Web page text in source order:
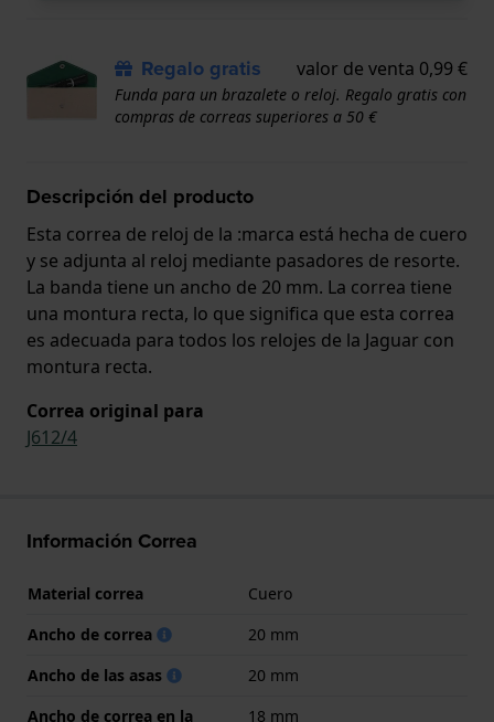
Regalo gratis valor de venta 0,99 €
Funda para un brazalete o reloj. Regalo gratis con
compras de correas superiores a 50 €
Descripción del producto
Esta correa de reloj de la :marca está hecha de cuero
y se adjunta al reloj mediante pasadores de resorte.
La banda tiene un ancho de 20 mm. La correa tiene
una montura recta, lo que significa que esta correa
es adecuada para todos los relojes de la Jaguar con
montura recta.
Correa original para
J612/4
Información Correa
Material correa
Cuero
Ancho de correa
20 mm
Ancho de las asas
20 mm
Ancho de correa en la
18 mm